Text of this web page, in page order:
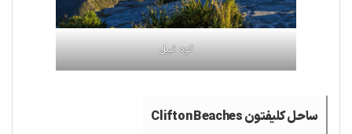
کوه تیبل
ساحل کلیفتون Clifton Beaches